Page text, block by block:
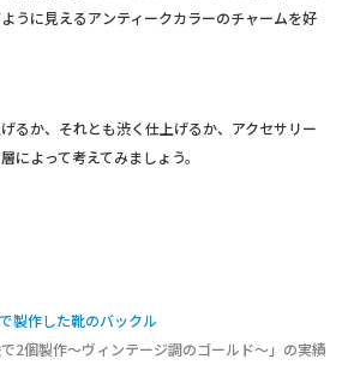
うに見えるアンティークカラーのチャームを好
るか、それとも渋く仕上げるか、アクセサリー
によって考えてみましょう。
製作した靴のバックル
2個製作～ヴィンテージ調のゴールド～」の実績